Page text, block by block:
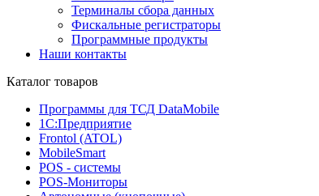
Терминалы сбора данных
Фискальные регистраторы
Программные продукты
Наши контакты
Каталог товаров
Программы для ТСД DataMobile
1С:Предприятие
Frontol (ATOL)
MobileSmart
POS - системы
POS-Мониторы